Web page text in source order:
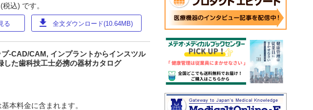
込) です。
る download 全文ダウンロード(10.64MB)
-CAD/CAM, インプラントからインスツル
した歯科技工士必携の器材カタログ
本料金に含まれます。